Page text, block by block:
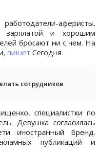
аферисты.
зарплатой и хорошим
бросают ни с чем. На
пишет Сегодня.
сотрудников
специалистки по
Девушка согласилась
иностранный бренд.
публикаций и